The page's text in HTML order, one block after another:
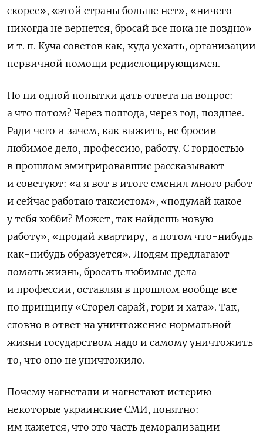
скорее», «этой страны больше нет», «ничего
никогда не вернется, бросай все пока не поздно»
и т. п. Куча советов как, куда уехать, организации
первичной помощи редислоцирующимся.
Но ни одной попытки дать ответа на вопрос:
а что потом? Через полгода, через год, позднее.
Ради чего и зачем, как выжить, не бросив
любимое дело, профессию, работу. С гордостью
в прошлом эмигрировавшие рассказывают
и советуют: «а я вот в итоге сменил много работ
и сейчас работаю таксистом», «подумай какое
у тебя хобби? Может, так найдешь новую
работу», «продай квартиру, а потом что-нибудь
как-нибудь образуется». Людям предлагают
ломать жизнь, бросать любимые дела
и профессии, оставляя в прошлом вообще все
по принципу «Сгорел сарай, гори и хата». Так,
словно в ответ на уничтожение нормальной
жизни государством надо и самому уничтожить
то, что оно не уничтожило.
Почему нагнетали и нагнетают истерию
некоторые украинские СМИ, понятно:
им кажется, что это часть деморализации